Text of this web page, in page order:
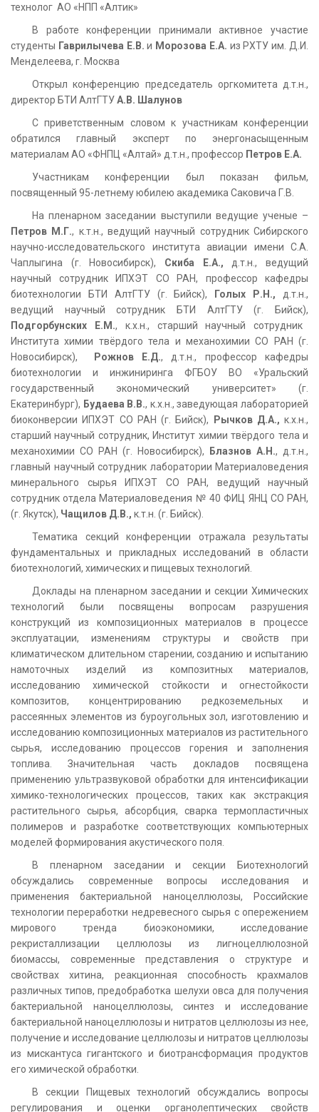
технолог АО «НПП «Алтик»
В работе конференции принимали активное участие
студенты Гаврилычева Е.В.и Морозова Е.А. из РХТУ им. Д.И.
Менделеева, г. Москва
Открыл конференцию председатель оргкомитета д.т.н.,
директор БТИ АлтГТУА.В. Шалунов
С приветственным словом к участникам конференции
обратился главный эксперт по энергонасыщенным
материалам АО «ФНПЦ «Алтай» д.т.н., профессор Петров Е.А.
Участникам конференции был показан фильм,
посвященный 95-летнему юбилею академика Саковича Г.В.
На пленарном заседании выступили ведущие ученые –
Петров М.Г., к.т.н., ведущий научный сотрудник Сибирского
научно-исследовательского института авиации имени С.А.
Чаплыгина (г. Новосибирск), Скиба Е.А., д.т.н., ведущий
научный сотрудник ИПХЭТ СО РАН, профессор кафедры
биотехнологии БТИ АлтГТУ (г. Бийск), Голых Р.Н., д.т.н.,
ведущий научный сотрудник БТИ АлтГТУ (г. Бийск),
Подгорбунских Е.М., к.х.н., старший научный сотрудник
Института химии твёрдого тела и механохимии СО РАН (г.
Новосибирск),
Рожнов Е.Д., д.т.н., профессор кафедры
биотехнологии и инжиниринга ФГБОУ ВО «Уральский
государственный экономический университет» (г.
Екатеринбург), Будаева В.В., к.х.н., заведующая лабораторией
биоконверсии ИПХЭТ СО РАН (г. Бийск),
Рычков Д.А., к.х.н.,
старший научный сотрудник, Институт химии твёрдого тела и
механохимии СО РАН (г. Новосибирск), Блазнов А.Н., д.т.н.,
главный научный сотрудник лаборатории Материаловедения
минерального сырья ИПХЭТ СО РАН, ведущий научный
сотрудник отдела Материаловедения № 40 ФИЦ ЯНЦ СО РАН,
(г. Якутск), Чащилов Д.В., к.т.н. (г. Бийск).
Тематика секций конференции отражала результаты
фундаментальных и прикладных исследований в области
биотехнологий, химических и пищевых технологий.
Доклады на пленарном заседании и секции Химических
технологий были посвящены вопросам разрушения
конструкций из композиционных материалов в процессе
эксплуатации, изменениям структуры и свойств при
климатическом длительном старении, созданию и испытанию
намоточных изделий из композитных материалов,
исследованию химической стойкости и огнестойкости
композитов, концентрированию редкоземельных и
рассеянных элементов из буроугольных зол, изготовлению и
исследованию композиционных материалов из растительного
сырья, исследованию процессов горения и заполнения
топлива. Значительная часть докладов посвящена
применению ультразвуковой обработки для интенсификации
химико-технологических процессов, таких как экстракция
растительного сырья, абсорбция, сварка термопластичных
полимеров и разработке соответствующих компьютерных
моделей формирования акустического поля.
В пленарном заседании и секции Биотехнологий
обсуждались современные вопросы исследования и
применения бактериальной наноцеллюлозы, Российские
технологии переработки недревесного сырья с опережением
мирового тренда биоэкономики, исследование
рекристаллизации целлюлозы из лигноцеллюлозной
биомассы, современные представления о структуре и
свойствах хитина, реакционная способность крахмалов
различных типов, предобработка шелухи овса для получения
бактериальной наноцеллюлозы, синтез и исследование
бактериальной наноцеллюлозы и нитратов целлюлозы из нее,
получение и исследование целлюлозы и нитратов целлюлозы
из мискантуса гигантского и биотрансформация продуктов
его химической обработки.
В секции Пищевых технологий обсуждались вопросы
регулирования и оценки органолептических свойств